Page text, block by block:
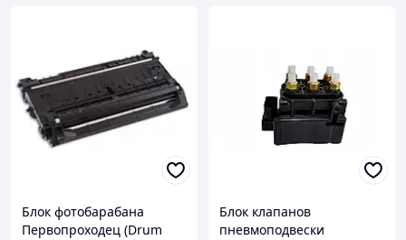
Блок фотобарабана
Первопроходец (Drum
Блок клапанов
пневмоподвески